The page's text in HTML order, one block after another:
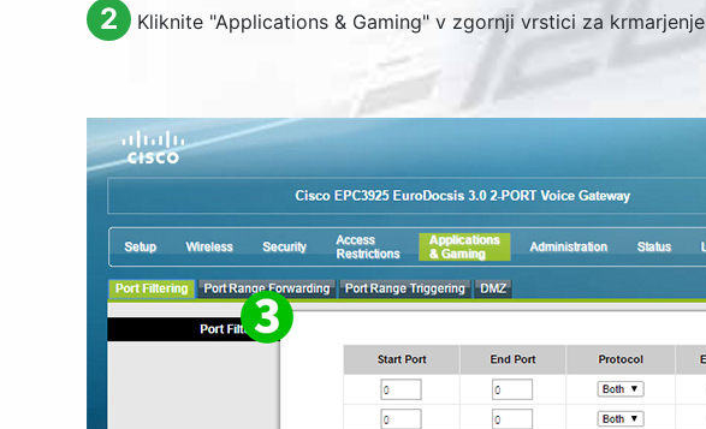
2 Kliknite "Applications & Gaming" v zgornji vrstici za krmarjenje